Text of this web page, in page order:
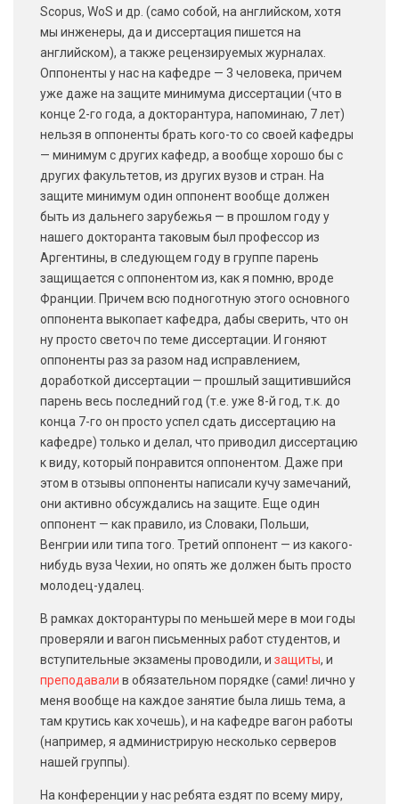
Scopus, WoS и др. (само собой, на английском, хотя
мы инженеры, да и диссертация пишется на
английском), а также рецензируемых журналах.
Оппоненты у нас на кафедре — 3 человека, причем
уже даже на защите минимума диссертации (что в
конце 2-го года, а докторантура, напоминаю, 7 лет)
нельзя в оппоненты брать кого-то со своей кафедры
— минимум с других кафедр, а вообще хорошо бы с
других факультетов, из других вузов и стран. На
защите минимум один оппонент вообще должен
быть из дальнего зарубежья — в прошлом году у
нашего докторанта таковым был профессор из
Аргентины, в следующем году в группе парень
защищается с оппонентом из, как я помню, вроде
Франции. Причем всю подноготную этого основного
оппонента выкопает кафедра, дабы сверить, что он
ну просто светоч по теме диссертации. И гоняют
оппоненты раз за разом над исправлением,
доработкой диссертации — прошлый защитившийся
парень весь последний год (т.е. уже 8-й год, т.к. до
конца 7-го он просто успел сдать диссертацию на
кафедре) только и делал, что приводил диссертацию
к виду, который понравится оппонентом. Даже при
этом в отзывы оппоненты написали кучу замечаний,
они активно обсуждались на защите. Еще один
оппонент — как правило, из Словаки, Польши,
Венгрии или типа того. Третий оппонент — из какого-
нибудь вуза Чехии, но опять же должен быть просто
молодец-удалец.
В рамках докторантуры по меньшей мере в мои годы
проверяли и вагон письменных работ студентов, и
вступительные экзамены проводили, и защиты, и
преподавали в обязательном порядке (сами! лично у
меня вообще на каждое занятие была лишь тема, а
там крутись как хочешь), и на кафедре вагон работы
(например, я администрирую несколько серверов
нашей группы).
На конференции у нас ребята ездят по всему миру,